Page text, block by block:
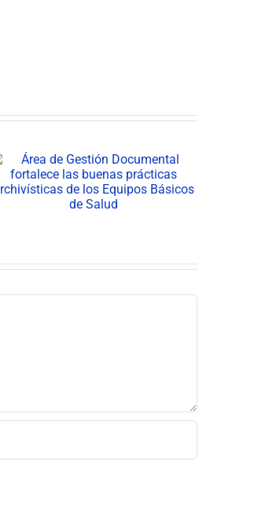
Equipos Básicos de
Salud consolidan su
impacto en los